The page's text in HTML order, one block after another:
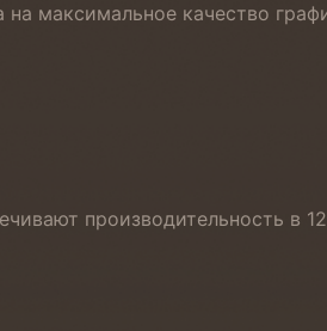
максимальное качество
производительность в